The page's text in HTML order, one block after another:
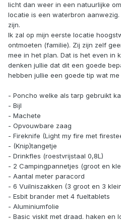
licht dan weer in een natuurlijke
locatie is een waterbron
zijn.
Ik zal op mijn eerste locatie
ontmoeten (familie). Zij zijn zelf
mee in het plan. Dat is het even in
denken jullie dat dit een goede
hebben jullie een goede tip wat
- Poncho welke als tarp gebruikt
- Bijl
- Machete
- Opvouwbare zaag
- Fireknife (Light my fire met
- (Knip)tangetje
- Drinkfles (roestvrijstaal 0,8L)
- 2 Campingpannetjes (groot en
- Aantal meter paracord
- 6 Vuilniszakken (3 groot en 3
- Esbit brander met 4 fueltablets
- Aluminiumfolie
- Basic viskit met draad. haken en